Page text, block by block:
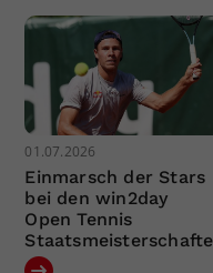
01.07.2026
Einmarsch der Stars
bei den win2day
Open Tennis